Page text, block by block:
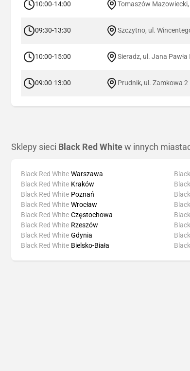
10:00-14:00 Tomaszów
09:30-13:30 Szczytno, ul.
10:00-15:00 Sieradz, ul. Jana Pawła
09:00-13:00 Prudnik, ul. Zamkowa 2
Sklepy sieci Black Red White w innych
Black Red White Warszawa
Black Red White Kraków
Black Red White Poznań
Black Red White Wrocław
Black Red White Częstochowa
Black Red White Rzeszów
Black Red White Gdynia
Black Red White Bielsko-Biała